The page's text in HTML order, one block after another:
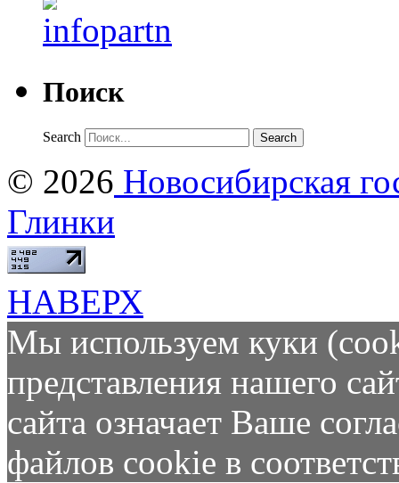
Поиск
Search
© 2026 Новосибирская
Глинки
НАВЕРХ
Мы используем куки
представления нашего
сайта означает Ваше
файлов cookie в